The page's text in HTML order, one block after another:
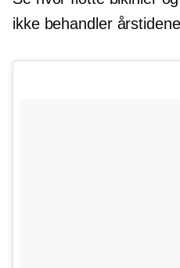
ikke behandler